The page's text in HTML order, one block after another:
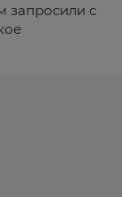
запросили с